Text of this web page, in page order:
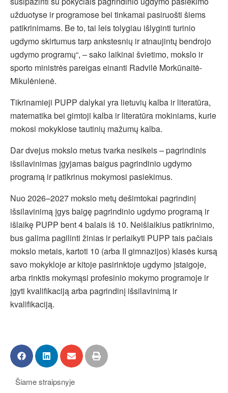
užduotyse ir programose bei tinkamai pasiruošti šiems
patikrinimams. Be to, tai leis tolygiau išlyginti turinio
ugdymo skirtumus tarp ankstesnių ir atnaujintų bendrojo
ugdymo programų“, – sako laikinai švietimo, mokslo ir
sporto ministrės pareigas einanti Radvilė Morkūnaitė-
Mikulėnienė.
Tikrinamieji PUPP dalykai yra lietuvių kalba ir literatūra,
matematika bei gimtoji kalba ir literatūra mokiniams, kurie
mokosi mokyklose tautinių mažumų kalba.
Dar dvejus mokslo metus tvarka nesikeis – pagrindinis
išsilavinimas įgyjamas baigus pagrindinio ugdymo
programą ir patikrinus mokymosi pasiekimus.
Nuo 2026–2027 mokslo metų dešimtokai pagrindinį
išsilavinimą įgys baigę pagrindinio ugdymo programą ir
išlaikę PUPP bent 4 balais iš 10. Neišlaikius patikrinimo,
bus galima pagilinti žinias ir perlaikyti PUPP tais pačiais
mokslo metais, kartoti 10 (arba II gimnazijos) klasės kursą
savo mokykloje ar kitoje pasirinktoje ugdymo įstaigoje,
arba rinktis mokymąsi profesinio mokymo programoje ir
įgyti kvalifikaciją arba pagrindinį išsilavinimą ir
kvalifikaciją.
Šiame straipsnyje